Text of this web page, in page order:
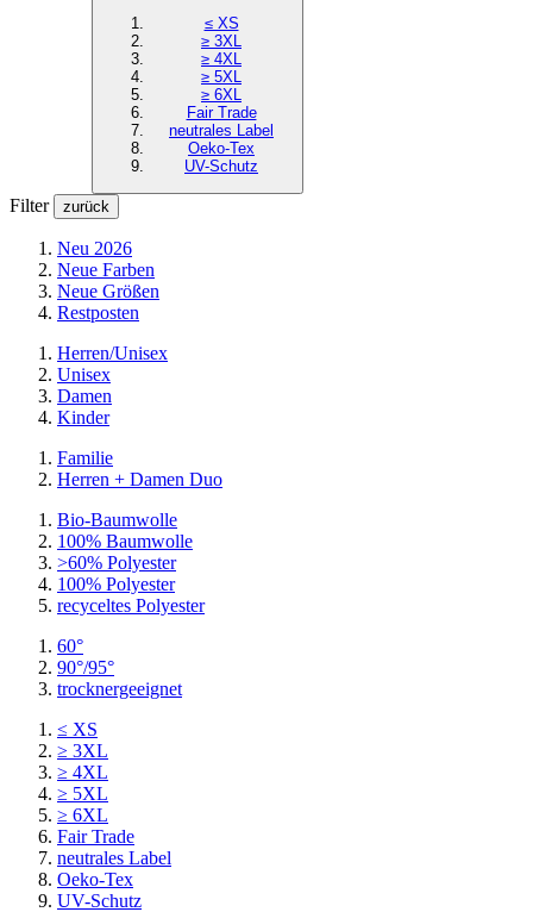
≤ XS
≥ 3XL
≥ 4XL
≥ 5XL
≥ 6XL
Fair Trade
neutrales Label
Oeko-Tex
UV-Schutz
Filter zurück
Neu 2026
Neue Farben
Neue Größen
Restposten
Herren/Unisex
Unisex
Damen
Kinder
Familie
Herren + Damen Duo
Bio-Baumwolle
100% Baumwolle
>60% Polyester
100% Polyester
recyceltes Polyester
60°
90°/95°
trocknergeeignet
≤ XS
≥ 3XL
≥ 4XL
≥ 5XL
≥ 6XL
Fair Trade
neutrales Label
Oeko-Tex
UV-Schutz